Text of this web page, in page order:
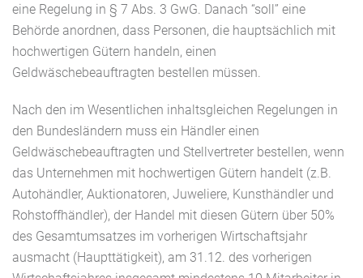
eine Regelung in § 7 Abs. 3 GwG. Danach “soll” eine
Behörde anordnen, dass Personen, die hauptsächlich mit
hochwertigen Gütern handeln, einen
Geldwäschebeauftragten bestellen müssen.
Nach den im Wesentlichen inhaltsgleichen Regelungen in
den Bundesländern muss ein Händler einen
Geldwäschebeauftragten und Stellvertreter bestellen, wenn
das Unternehmen mit hochwertigen Gütern handelt (z.B.
Autohändler, Auktionatoren, Juweliere, Kunsthändler und
Rohstoffhändler), der Handel mit diesen Gütern über 50%
des Gesamtumsatzes im vorherigen Wirtschaftsjahr
ausmacht (Haupttätigkeit), am 31.12. des vorherigen